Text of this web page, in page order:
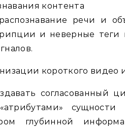
контента
речи и
и неверные теги
короткого видео
согласованный
глубинной